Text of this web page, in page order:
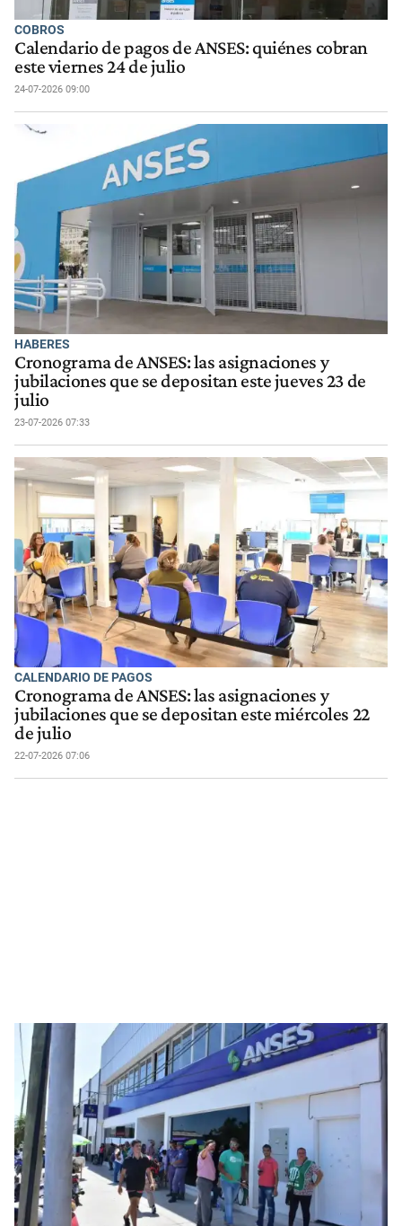
COBROS
Calendario de pagos de ANSES: quiénes cobran
este viernes 24 de julio
24-07-2026 09:00
HABERES
Cronograma de ANSES: las asignaciones y
jubilaciones que se depositan este jueves 23 de
julio
23-07-2026 07:33
CALENDARIO DE PAGOS
Cronograma de ANSES: las asignaciones y
jubilaciones que se depositan este miércoles 22
de julio
22-07-2026 07:06